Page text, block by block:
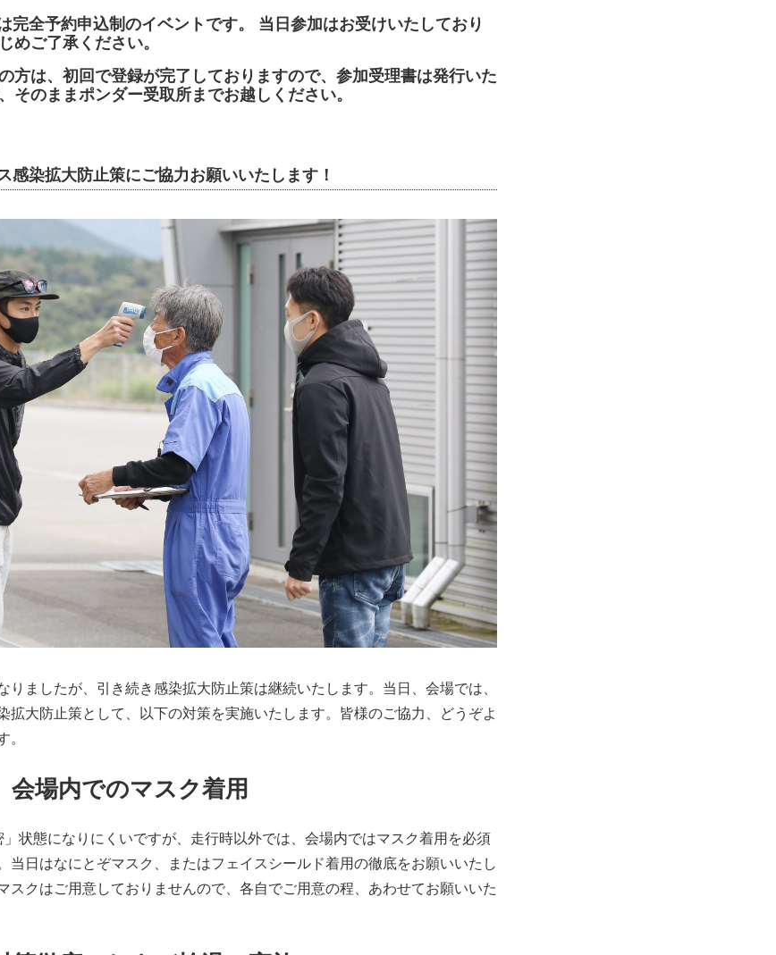
全予約申込制のイベントです。 当日参加はお受けいたしており
めご了承ください。
方は、初回で登録が完了しておりますので、参加受理書は発行いた
そのままポンダー受取所までお越しください。
感染拡大防止策にご協力お願いいたします！
りましたが、引き続き感染拡大防止策は継続いたします。当日、会場では、
拡大防止策として、以下の対策を実施いたします。皆様のご協力、どうぞよ
。
会場内でのマスク着用
状態になりにくいですが、走行時以外では、会場内ではマスク着用を必須
当日はなにとぞマスク、またはフェイスシールド着用の徹底をお願いいたし
スクはご用意しておりませんので、各自でご用意の程、あわせてお願いいた